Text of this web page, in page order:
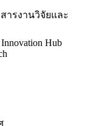
ารงานวิจัยและ
Hub